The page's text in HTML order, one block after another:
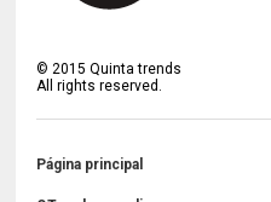
©2015 Quinta trends
All rights reserved.
Página principal